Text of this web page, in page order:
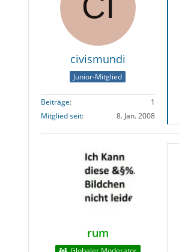
civismundi
Junior-Mitglied
Beiträge
1
Mitglied seit
8. Jan. 2008
rum